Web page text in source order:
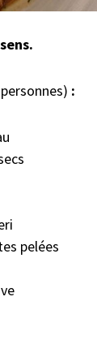
:
pelées